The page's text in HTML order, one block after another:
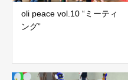
oli peace vol.10 “ミーティ
ング”